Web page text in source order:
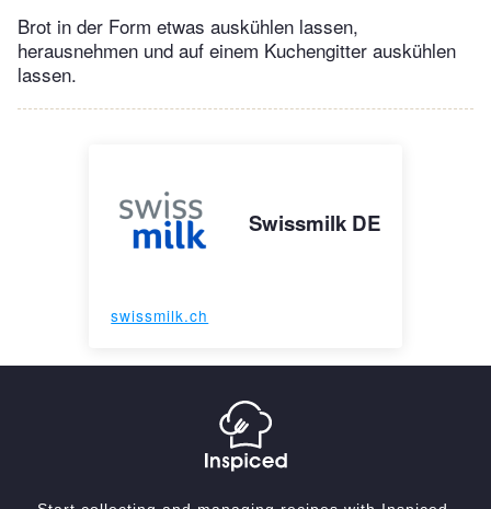
Brot in der Form etwas auskühlen lassen,
herausnehmen und auf einem Kuchengitter auskühlen
lassen.
Swissmilk DE
swissmilk.ch